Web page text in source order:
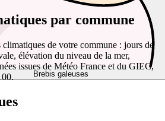
Brebis galeuses
par commune
de votre commune : jours de
élévation du niveau de la mer,
issues de Météo France et du GIEC,